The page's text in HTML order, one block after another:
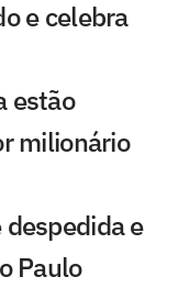
e celebra
estão
milionário
despedida e
Paulo